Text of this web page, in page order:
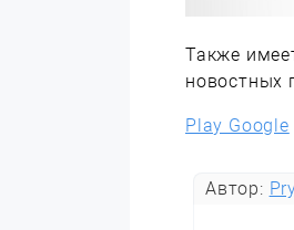
Также
новостных
Play Google
Автор: